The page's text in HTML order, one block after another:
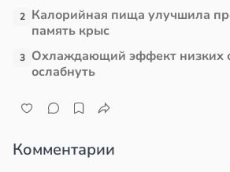
2 Калорийная пища улучшила
память крыс
3 Охлаждающий эффект низких
ослабнуть
Комментарии